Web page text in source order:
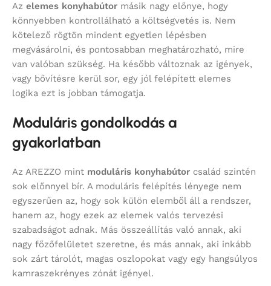
Az elemes konyhabútor másik nagy előnye, hogy
könnyebben kontrollálható a költségvetés is. Nem
kötelező rögtön mindent egyetlen lépésben
megvásárolni, és pontosabban meghatározható, mire
van valóban szükség. Ha később változnak az igények,
vagy bővítésre kerül sor, egy jól felépített elemes
logika ezt is jobban támogatja.
Moduláris gondolkodás a
gyakorlatban
Az AREZZO mint moduláris konyhabútor család szintén
sok előnnyel bír. A moduláris felépítés lényege nem
egyszerűen az, hogy sok külön elemből áll a rendszer,
hanem az, hogy ezek az elemek valós tervezési
szabadságot adnak. Más összeállítás való annak, aki
nagy főzőfelületet szeretne, és más annak, aki inkább
sok zárt tárolót, magas oszlopokat vagy egy hangsúlyos
kamraszekrényes zónát igényel.